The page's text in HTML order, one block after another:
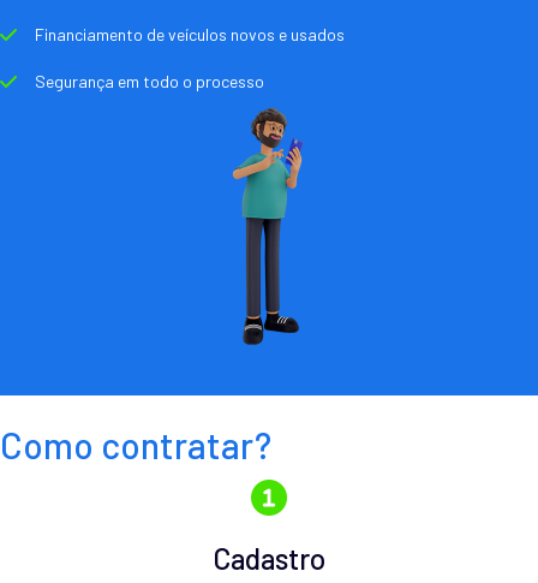
Financiamento de veículos novos e usados
Segurança em todo o processo
Como contratar?
Cadastro